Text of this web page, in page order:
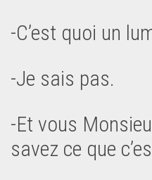
-C’est quoi un
-Je sais pas.
-Et vous
savez ce que